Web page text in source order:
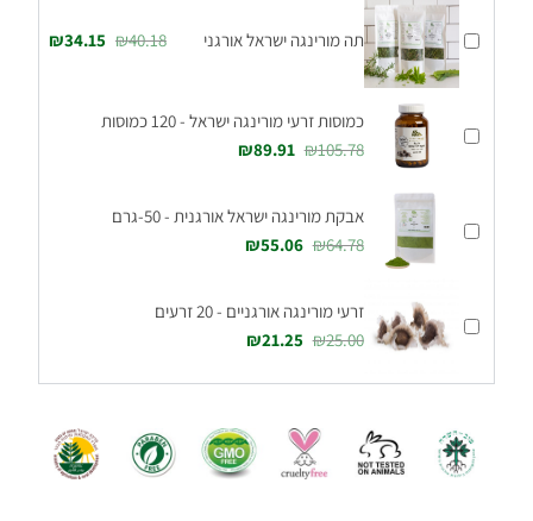
תה מורינגה ישראל אורגני ₪40.18
₪34.15
כמוסות זרעי מורינגה ישראל - 120 כמוסות
₪105.78
₪89.91
אבקת מורינגה ישראל אורגנית - 50-גרם
₪64.78
₪55.06
זרעי מורינגה אורגניים - 20 זרעים
₪25.00
₪21.25